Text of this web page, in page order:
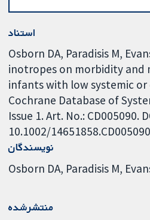
استناد
Osborn DA, Paradisis M,
inotropes on morbidity
infants with low systemic
Cochrane Database of
Issue 1. Art. No.: CD005090.
10.1002/
نویسندگان
Osborn DA Paradisis M
منتشرشده